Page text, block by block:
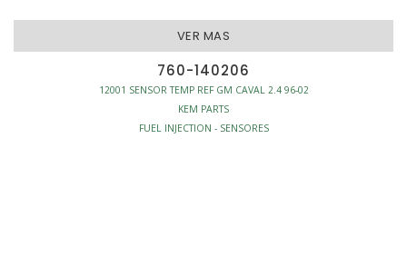
VER MAS
760-140206
12001 SENSOR TEMP REF GM CAVAL 2.4 96-02
KEM PARTS
FUEL INJECTION - SENSORES